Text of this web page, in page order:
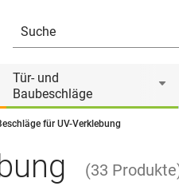
Tür- und
Baubeschläge
für UV-Verklebung
(33 Produkte